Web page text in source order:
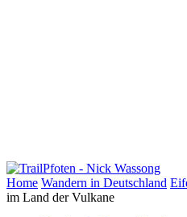
Home Wandern in Deutschland
im Land der Vulkane